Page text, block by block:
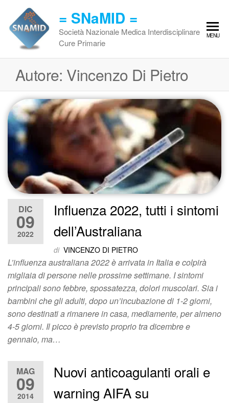
contenuto
= SNaMID =
Società Nazionale Medica Interdisciplinare
Cure Primarie
MENU
Autore: Vincenzo Di Pietro
DIC
09
2022
Influenza 2022, tutti i sintomi
dell’Australiana
di VINCENZO DI PIETRO
L’influenza australiana 2022 è arrivata in Italia e colpirà
migliaia di persone nelle prossime settimane. I sintomi
principali sono febbre, spossatezza, dolori muscolari. Sia i
bambini che gli adulti, dopo un’incubazione di 1-2 giorni,
sono destinati a rimanere in casa, mediamente, per almeno
4-5 giorni. Il picco è previsto proprio tra dicembre e
gennaio, ma…
MAG
09
2014
Nuovi anticoagulanti orali e
warning AIFA su